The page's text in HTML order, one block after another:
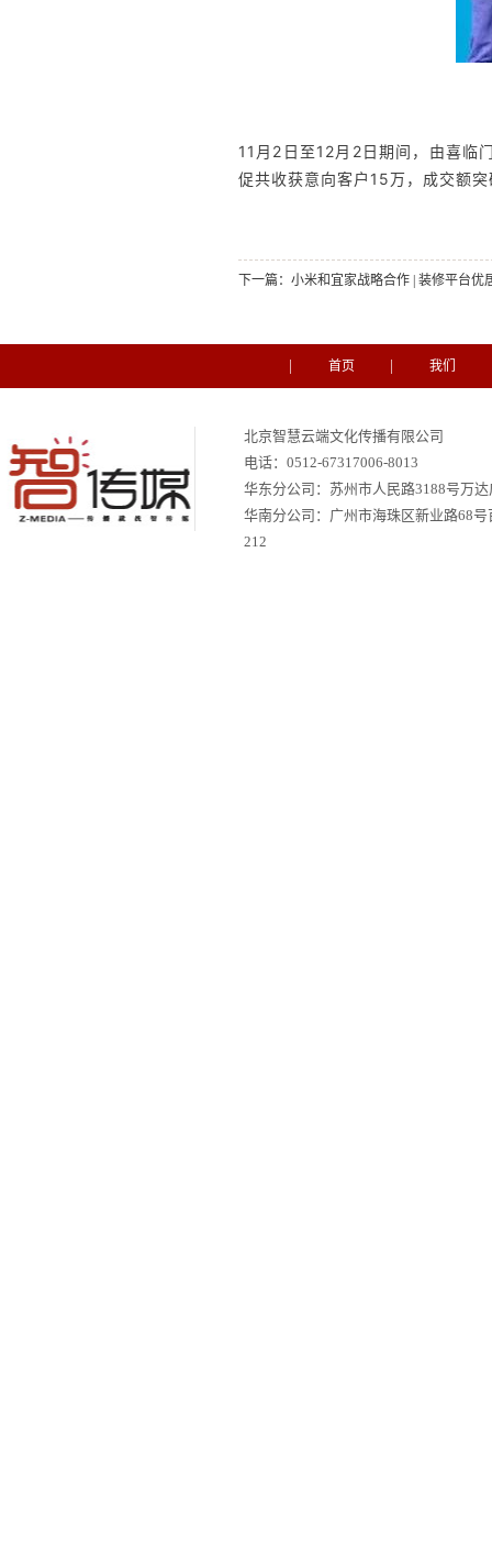
11月2日至12月2日期间，由喜临
促共收获意向客户15万，成交额
下一篇： 小米和宜家战略合作 | 装修平台优
首页 我们
北京智慧云端文化传播有限公司
华东分公司：苏州市人民路3188号万达
华南分公司： 广州市海珠区新业路68
212
电话： 0512-67317006-8013